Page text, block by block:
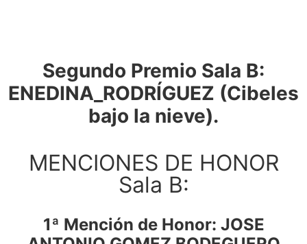
Segundo Premio Sala B:
ENEDINA_RODRÍGUEZ (Cibeles
bajo la nieve).
MENCIONES DE HONOR
Sala B:
1ª Mención de Honor: JOSE